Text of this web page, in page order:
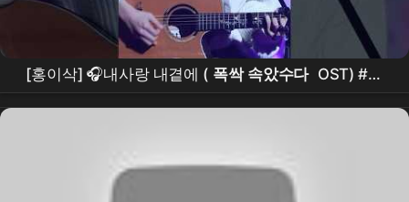
[홍이삭] 🎧내사랑 내곁에 ( 폭싹 속았수다 OST) #홍
이삭 #isaachong #내사랑내곁에 # 폭싹속았수다 ost